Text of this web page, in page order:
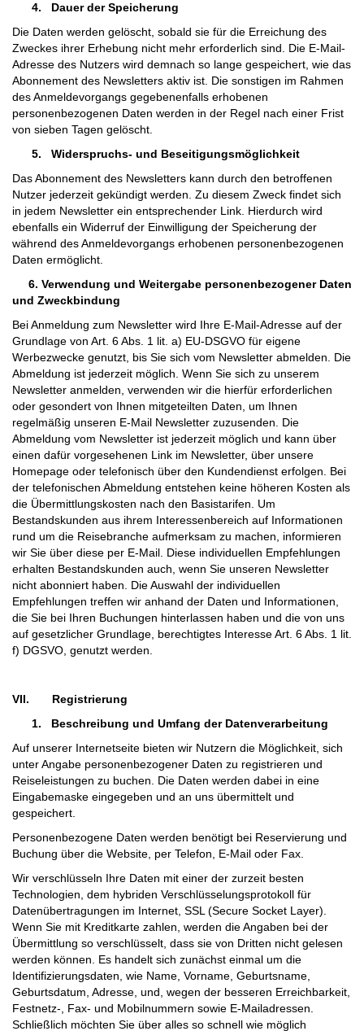
4. Dauer der Speicherung
Die Daten werden gelöscht, sobald sie für die Erreichung des
Zweckes ihrer Erhebung nicht mehr erforderlich sind. Die E-Mail-
Adresse des Nutzers wird demnach so lange gespeichert, wie das
Abonnement des Newsletters aktiv ist. Die sonstigen im Rahmen
des Anmeldevorgangs gegebenenfalls erhobenen
personenbezogenen Daten werden in der Regel nach einer Frist
von sieben Tagen gelöscht.
5. Widerspruchs- und Beseitigungsmöglichkeit
Das Abonnement des Newsletters kann durch den betroffenen
Nutzer jederzeit gekündigt werden. Zu diesem Zweck findet sich
in jedem Newsletter ein entsprechender Link. Hierdurch wird
ebenfalls ein Widerruf der Einwilligung der Speicherung der
während des Anmeldevorgangs erhobenen personenbezogenen
Daten ermöglicht.
6. Verwendung und Weitergabe personenbezogener Daten
und Zweckbindung
Bei Anmeldung zum Newsletter wird Ihre E-Mail-Adresse auf der
Grundlage von Art. 6 Abs. 1 lit. a) EU-DSGVO für eigene
Werbezwecke genutzt, bis Sie sich vom Newsletter abmelden. Die
Abmeldung ist jederzeit möglich. Wenn Sie sich zu unserem
Newsletter anmelden, verwenden wir die hierfür erforderlichen
oder gesondert von Ihnen mitgeteilten Daten, um Ihnen
regelmäßig unseren E-Mail Newsletter zuzusenden. Die
Abmeldung vom Newsletter ist jederzeit möglich und kann über
einen dafür vorgesehenen Link im Newsletter, über unsere
Homepage oder telefonisch über den Kundendienst erfolgen. Bei
der telefonischen Abmeldung entstehen keine höheren Kosten als
die Übermittlungskosten nach den Basistarifen. Um
Bestandskunden aus ihrem Interessenbereich auf Informationen
rund um die Reisebranche aufmerksam zu machen, informieren
wir Sie über diese per E-Mail. Diese individuellen Empfehlungen
erhalten Bestandskunden auch, wenn Sie unseren Newsletter
nicht abonniert haben. Die Auswahl der individuellen
Empfehlungen treffen wir anhand der Daten und Informationen,
die Sie bei Ihren Buchungen hinterlassen haben und die von uns
auf gesetzlicher Grundlage, berechtigtes Interesse Art. 6 Abs. 1 lit.
f) DGSVO, genutzt werden.
VII. Registrierung
1. Beschreibung und Umfang der Datenverarbeitung
Auf unserer Internetseite bieten wir Nutzern die Möglichkeit, sich
unter Angabe personenbezogener Daten zu registrieren und
Reiseleistungen zu buchen. Die Daten werden dabei in eine
Eingabemaske eingegeben und an uns übermittelt und
gespeichert.
Personenbezogene Daten werden benötigt bei Reservierung und
Buchung über die Website, per Telefon, E-Mail oder Fax.
Wir verschlüsseln Ihre Daten mit einer der zurzeit besten
Technologien, dem hybriden Verschlüsselungsprotokoll für
Datenübertragungen im Internet, SSL (Secure Socket Layer).
Wenn Sie mit Kreditkarte zahlen, werden die Angaben bei der
Übermittlung so verschlüsselt, dass sie von Dritten nicht gelesen
werden können. Es handelt sich zunächst einmal um die
Identifizierungsdaten, wie Name, Vorname, Geburtsname,
Geburtsdatum, Adresse, und, wegen der besseren Erreichbarkeit,
Festnetz-, Fax- und Mobilnummern sowie E-Mailadressen.
Schließlich möchten Sie über alles so schnell wie möglich